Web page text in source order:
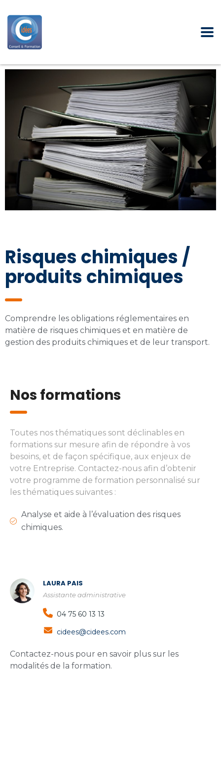
Risques chimiques /
produits chimiques
Comprendre les obligations réglementaires en
matière de risques chimiques et en matière de
gestion des produits chimiques et de leur transport.
Nos formations
Toutes nos thématiques sont déclinables en
formations sur mesure afin de répondre à vos
besoins, et de façon spécifique, aux enjeux de
votre Entreprise. Contactez-nous afin d’obtenir
votre programme de formation personnalisé sur
les thématiques suivantes :
Analyse et aide à l’évaluation des risques
chimiques.
LAURA PAIS
Assistante administrative
04 75 60 13 13
cidees@cidees.com
Contactez-nous pour en savoir plus sur les
modalités de la formation.